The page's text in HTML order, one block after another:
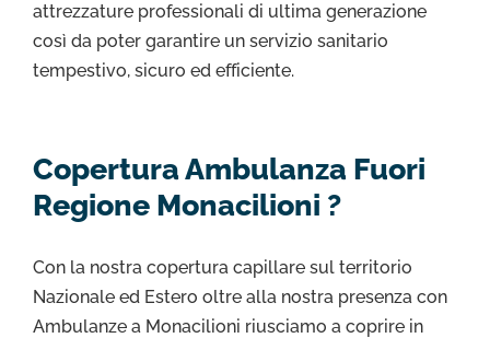
attrezzature professionali di ultima generazione
così da poter garantire un servizio sanitario
tempestivo, sicuro ed efficiente.
Copertura Ambulanza Fuori
Regione Monacilioni ?
Con la nostra copertura capillare sul territorio
Nazionale ed Estero oltre alla nostra presenza con
Ambulanze a Monacilioni riusciamo a coprire in